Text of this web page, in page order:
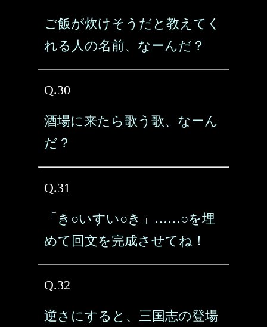
ご飯が炊けそうだと教えてく
れる人の名前、なーんだ？
Q.30
酒場に来たら歌う歌、なーん
だ？
Q.31
「き○いすい○き」……○を埋
めて回文を完成させてね！
Q.32
逆さにすると、三国志の登場